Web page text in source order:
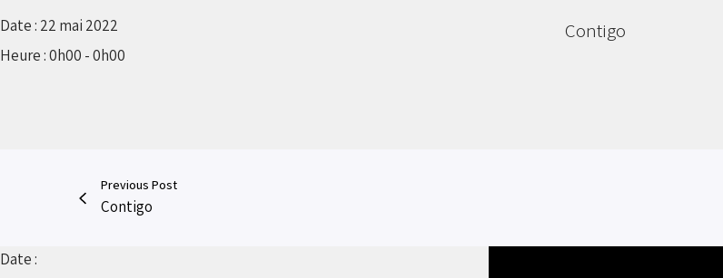
Date : 22 mai 2022
Heure :0h00 - 0h00
Contigo
Previous Post
Contigo
Date :